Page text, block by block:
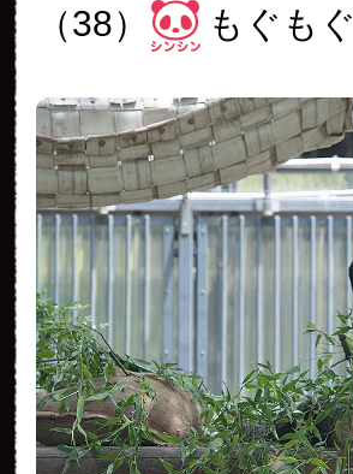
（38） もぐもぐ